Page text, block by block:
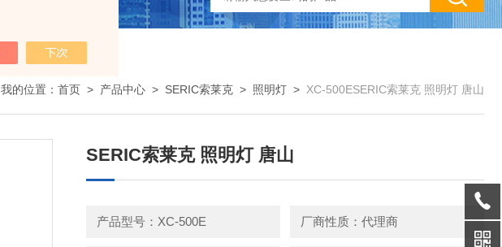
我的位置： 首页 > 产品中心 > SERIC索莱克 > 照明灯 > XC-500ESERIC索莱克 照明灯 唐山
SERIC索莱克 照明灯 唐山
产品型号：XC-500E 厂商性质：代理商